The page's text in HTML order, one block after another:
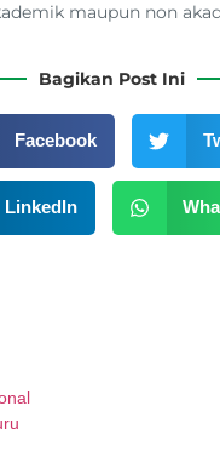
maupun non
Bagikan Post Ini
Facebook
LinkedIn